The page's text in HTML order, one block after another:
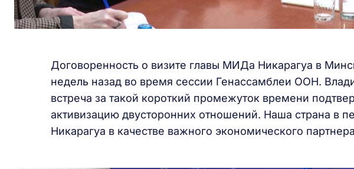
Договоренность о визите главы МИДа Никарагуа в
недель назад во время сессии Генассамблеи ООН.
встреча за такой короткий промежуток времени
активизацию двусторонних отношений. Наша страна в
Никарагуа в качестве важного экономического